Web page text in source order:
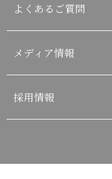
よくあるご質問
メディア情報
採用情報